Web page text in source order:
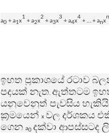
a0 +a1x
1
+ a2x
2
+ a3x
3
+ a4x
4
+ … + anx
n
ඉහත ප්‍රකාශයේ රටාව
පදයක් නැත ඇත්තටම
යනුවෙනුත් පැවසිය හැකියි
ක්‍රමයෙන් x වල දර්ශකය
ගෙන a0 දක්වා ආපස්සටද